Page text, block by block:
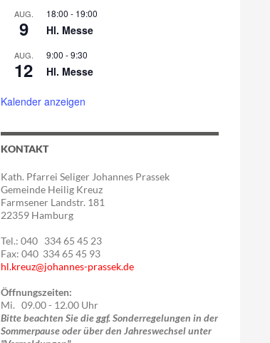
AUG.
9
18:00 - 19:00
Hl. Messe
AUG.
12
9:00 -9:30
Hl. Messe
Kalender anzeigen
KONTAKT
Kath. Pfarrei Seliger Johannes Prassek
Gemeinde Heilig Kreuz
Farmsener Landstr. 181
22359 Hamburg
Tel.: 040 334 65 45 23
Fax: 040 334 65 45 93
hl.kreuz@johannes-prassek.de
Öffnungszeiten:
Mi. 09.00 - 12.00 Uhr
Bitte beachten Sie die ggf. Sonderregelungen in der
Sommerpause oder über den Jahreswechsel unter